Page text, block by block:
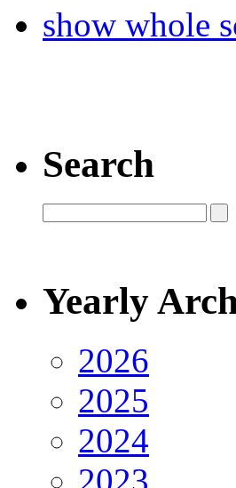
show whole
Search
Yearly
2026
2025
2024